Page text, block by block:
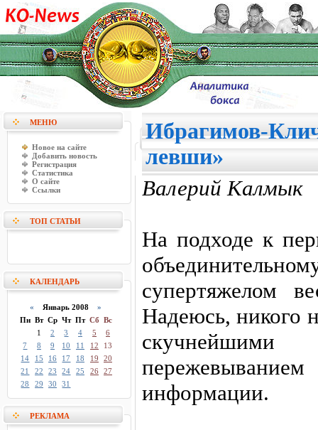
МЕНЮ
Новое на сайте
Добавить новость
Регистрация
Статистика
О сайте
Ссылки
ТОП СТАТЬИ
КАЛЕНДАРЬ
« Январь 2008»
Пн Вт Ср Чт Пт Сб Вс
1
2 3 4 5
6
7
8 9 10 11 12
13
14
15 16 17 18 19
20
21
22 23 24 25 26 27
28
29 30 31
РЕКЛАМА
Ибрагимов-
левши»
Валерий Калмык
На подходе к
супертяжелом
Надеюсь, никого
информации.